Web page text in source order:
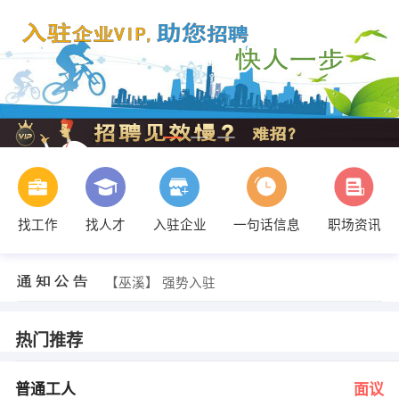
找工作 找人才 入驻企业 一句话信息 职场资讯
【巫溪】 强势入驻
热门推荐
普通工人 面议